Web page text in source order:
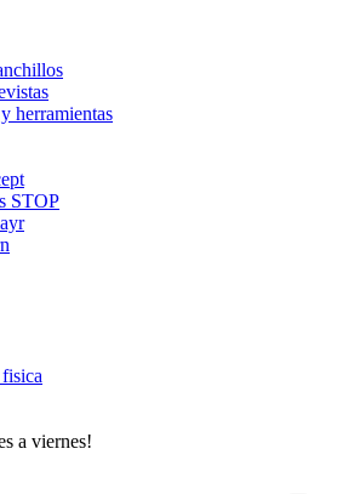
herramientas
STOP
a viernes!